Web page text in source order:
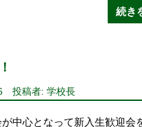
続き
投稿者: 学校長
中心となって新入生歓迎会